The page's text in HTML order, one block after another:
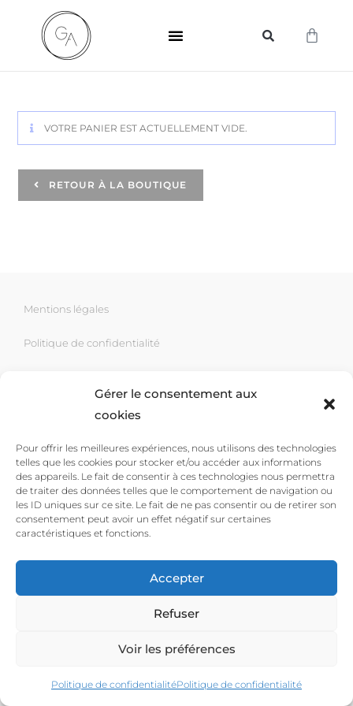
Gérer le consentement aux
cookies
Pour offrir les meilleures expériences, nous utilisons des technologies
telles que les cookies pour stocker et/ou accéder aux informations
des appareils. Le fait de consentir à ces technologies nous permettra
de traiter des données telles que le comportement de navigation ou
les ID uniques sur ce site. Le fait de ne pas consentir ou de retirer son
consentement peut avoir un effet négatif sur certaines
caractéristiques et fonctions.
Accepter
Refuser
Voir les préférences
Politique de confidentialitéPolitique de confidentialité
VOTRE PANIER EST ACTUELLEMENT VIDE.
RETOUR À LA BOUTIQUE
Mentions légales
Politique de confidentialité
© 2022 – Guillaume Astruc Photography – Réalisé par
Vianney Accart